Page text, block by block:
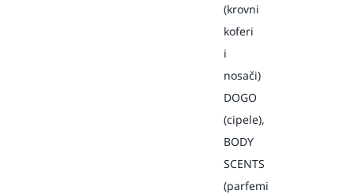
(krovni
koferi
i
nosači)
DOGO
(cipele),
BODY
SCENTS
(parfemi